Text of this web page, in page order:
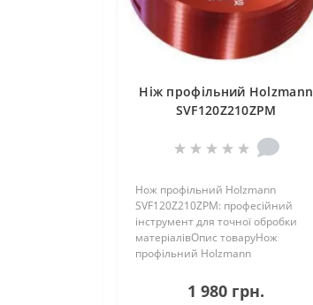
Ніж профільний Holzmann
SVF120Z210ZPM
Нож профільний Holzmann
SVF120Z210ZPM: професійний
інструмент для точної обробки
матеріалівОпис товаруНож
профільний Holzmann
1 980 грн.